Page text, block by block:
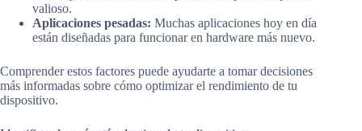
valioso.
Aplicaciones pesadas: Muchas aplicaciones hoy en día
están diseñadas para funcionar en hardware más nuevo.
Comprender estos factores puede ayudarte a tomar decisiones
más informadas sobre cómo optimizar el rendimiento de tu
dispositivo.